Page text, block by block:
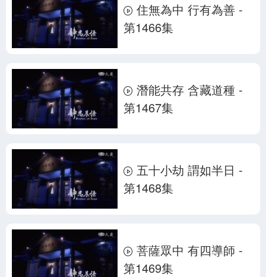
住無為中 行有為善 -
第1466集
潛能共存 含藏道種 -
第1467集
五十小劫 謂如半日 -
第1468集
菩薩眾中 有四導師 -
第1469集